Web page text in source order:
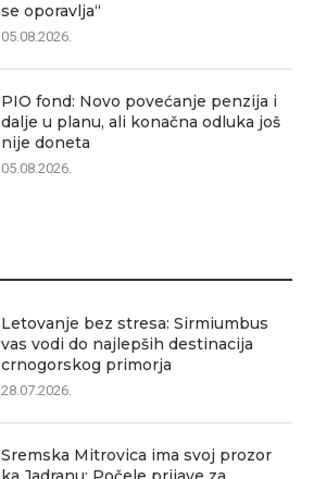
se oporavlja“
05.08.2026.
PIO fond: Novo povećanje penzija i
dalje u planu, ali konačna odluka još
nije doneta
05.08.2026.
Letovanje bez stresa: Sirmiumbus
vas vodi do najlepših destinacija
crnogorskog primorja
28.07.2026.
Sremska Mitrovica ima svoj prozor